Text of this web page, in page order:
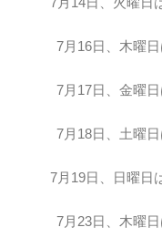
7月16日、木曜
7月17日、金曜
7月18日、土曜
7月19日、日曜日
7月23日、木曜